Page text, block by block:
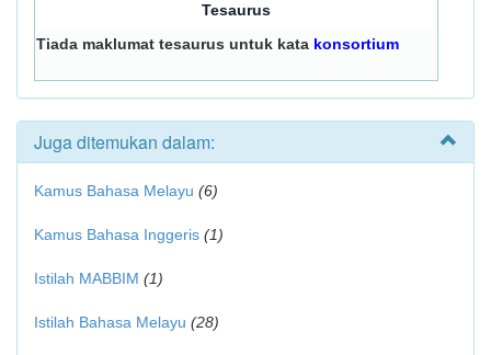
Tesaurus
Tiada maklumat tesaurus untuk kata konsortium
Juga ditemukan dalam:
Kamus Bahasa Melayu (6)
Kamus Bahasa Inggeris (1)
Istilah MABBIM (1)
Istilah Bahasa Melayu (28)